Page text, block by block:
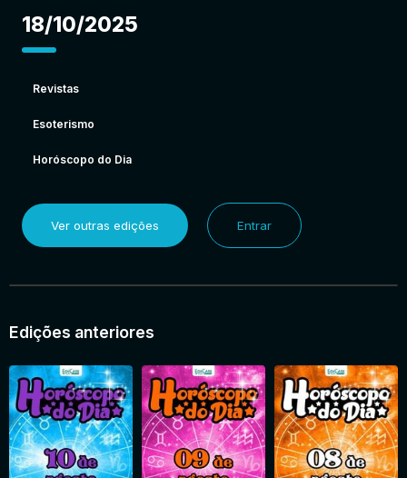
18/10/2025
Revistas
Esoterismo
Horóscopo do Dia
Ver outras edições Entrar
Edições anteriores